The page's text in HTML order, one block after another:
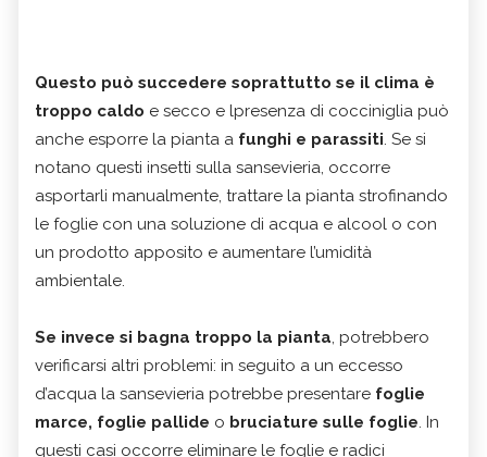
Questo può succedere soprattutto se il clima è
troppo caldo e secco e lpresenza di cocciniglia può
anche esporre la pianta a funghi e parassiti. Se si
notano questi insetti sulla sansevieria, occorre
asportarli manualmente, trattare la pianta strofinando
le foglie con una soluzione di acqua e alcool o con
un prodotto apposito e aumentare l’umidità
ambientale.
Se invece si bagna troppo la pianta, potrebbero
verificarsi altri problemi: in seguito a un eccesso
d’acqua la sansevieria potrebbe presentare foglie
marce, foglie pallide o bruciature sulle foglie. In
questi casi occorre eliminare le foglie e radici